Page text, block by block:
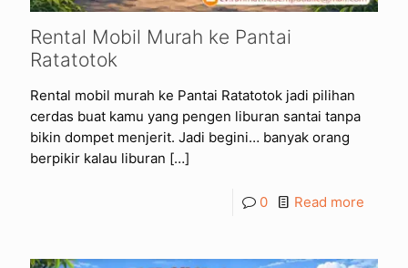
Rental Mobil Murah ke Pantai
Ratatotok
Rental mobil murah ke Pantai Ratatotok jadi pilihan
cerdas buat kamu yang pengen liburan santai tanpa
bikin dompet menjerit. Jadi begini… banyak orang
berpikir kalau liburan […]
0 Read more